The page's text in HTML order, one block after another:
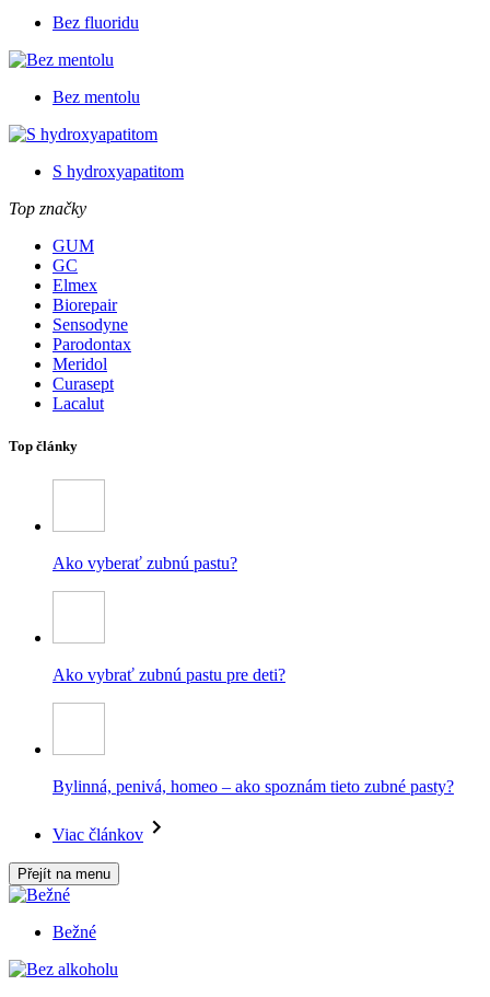
Bez fluoridu
Bez mentolu
S hydroxyapatitom
Top značky
GUM
GC
Elmex
Biorepair
Sensodyne
Parodontax
Meridol
Curasept
Lacalut
Top články
Ako vyberať zubnú pastu?
Ako vybrať zubnú pastu pre deti?
Bylinná, penivá, homeo – ako spoznám tieto zubné pasty?
Viac článkov
Přejít na menu
Bežné